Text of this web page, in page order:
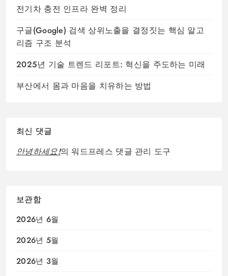
전기차 충전 인프라 완벽 정리
구글(Google) 검색 상위노출을 결정짓는 핵심 알고
리즘 구조 분석
2025년 기술 트렌드 리포트: 혁신을 주도하는 미래
부산에서 몸과 마음을 치유하는 방법
최신 댓글
안녕하세요!의워드프레스 댓글 관리 도구
보관함
2026년 6월
2026년 5월
2026년 3월